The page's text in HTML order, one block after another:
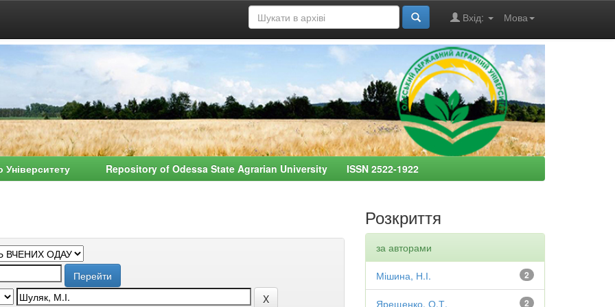
Мова
Вхід:
Університету Repository of Odessa State Agrarian University ISSN 2522-1922
Розкриття
за авторами
2
Мішина, Н.І.
2
Ярещенко, О.Т.